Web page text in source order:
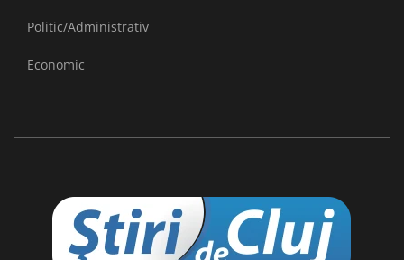
Politic/Administrativ
Economic